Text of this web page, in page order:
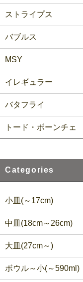
ストライプス
バブルス
MSY
イレギュラー
バタフライ
トード・ボーンチェ
Categories
小皿(～17cm)
中皿(18cm～26cm)
大皿(27cm～)
ボウル～小(～590ml)